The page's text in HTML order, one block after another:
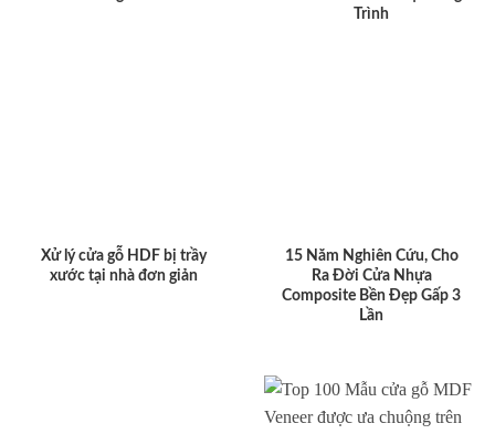
Trình
Xử lý cửa gỗ HDF bị trầy
xước tại nhà đơn giản
15 Năm Nghiên Cứu, Cho
Ra Đời Cửa Nhựa
Composite Bền Đẹp Gấp 3
Lần